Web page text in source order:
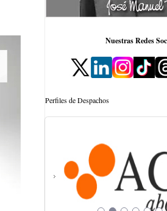
Nuestras Redes
Perfiles de Despachos